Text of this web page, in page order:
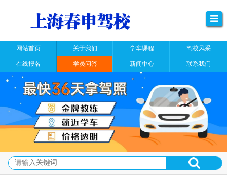
网站首页 关于我们 学车课程 驾校风采
在线报名 学员问答 新闻中心 联系我们